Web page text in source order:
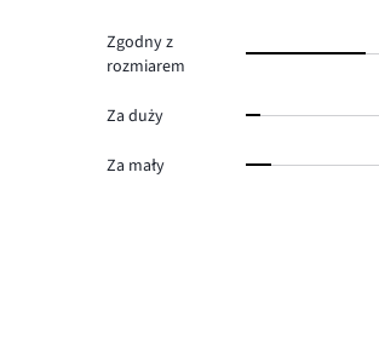
Zgodny z
rozmiarem
Za duży
Za mały